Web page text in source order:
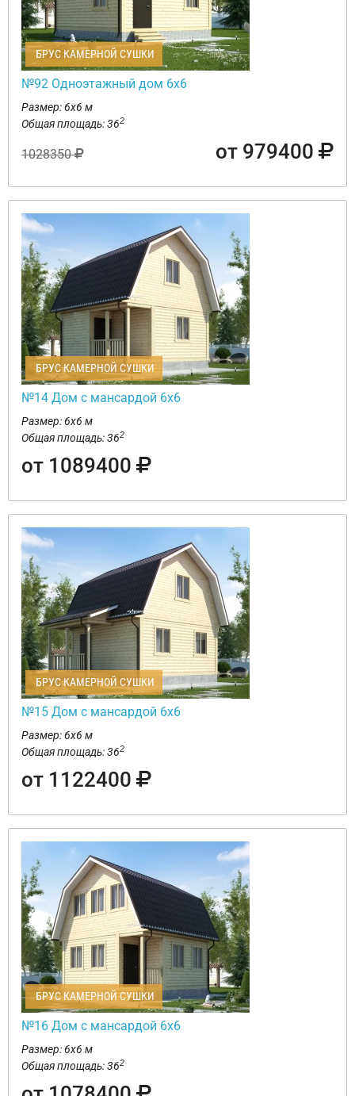
БРУС КАМЕРНОЙ СУШКИ
№92 Одноэтажный дом 6х6
Размер: 6х6 м
Общая площадь: 362
1028350 от 979400
БРУС КАМЕРНОЙ СУШКИ
№14 Дом с мансардой 6х6
Размер: 6х6 м
Общая площадь: 362
от 1089400
БРУС КАМЕРНОЙ СУШКИ
№15 Дом с мансардой 6х6
Размер: 6х6 м
Общая площадь: 362
от 1122400
БРУС КАМЕРНОЙ СУШКИ
№16 Дом с мансардой 6х6
Размер: 6х6 м
Общая площадь: 362